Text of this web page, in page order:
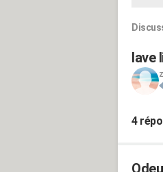
lave
4